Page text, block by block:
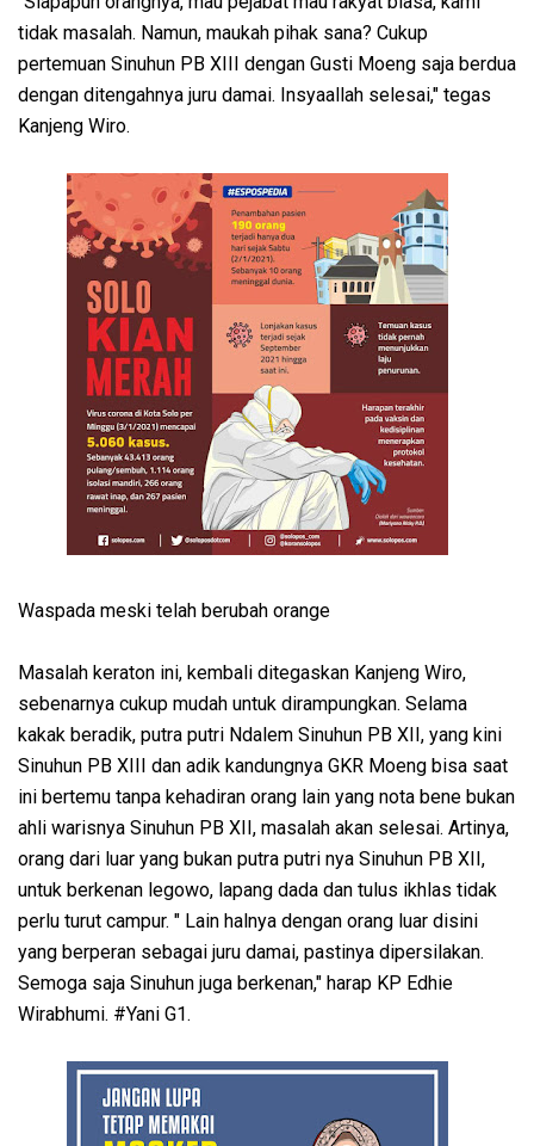
tidak masalah. Namun, maukah pihak sana? Cukup
pertemuan Sinuhun PB XIII dengan Gusti Moeng saja berdua
dengan ditengahnya juru damai. Insyaallah selesai," tegas
Kanjeng Wiro.
Waspada meski telah berubah orange
Masalah keraton ini, kembali ditegaskan Kanjeng Wiro,
sebenarnya cukup mudah untuk dirampungkan. Selama
kakak beradik, putra putri Ndalem Sinuhun PB XII, yang kini
Sinuhun PB XIII dan adik kandungnya GKR Moeng bisa saat
ini bertemu tanpa kehadiran orang lain yang nota bene bukan
ahli warisnya Sinuhun PB XII, masalah akan selesai. Artinya,
orang dari luar yang bukan putra putri nya Sinuhun PB XII,
untuk berkenan legowo, lapang dada dan tulus ikhlas tidak
perlu turut campur. " Lain halnya dengan orang luar disini
yang berperan sebagai juru damai, pastinya dipersilakan.
Semoga saja Sinuhun juga berkenan," harap KP Edhie
Wirabhumi. #Yani G1.